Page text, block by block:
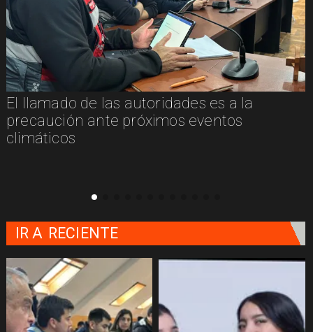
El llamado de las autoridades es a la
precaución ante próximos eventos
climáticos
IR A RECIENTE